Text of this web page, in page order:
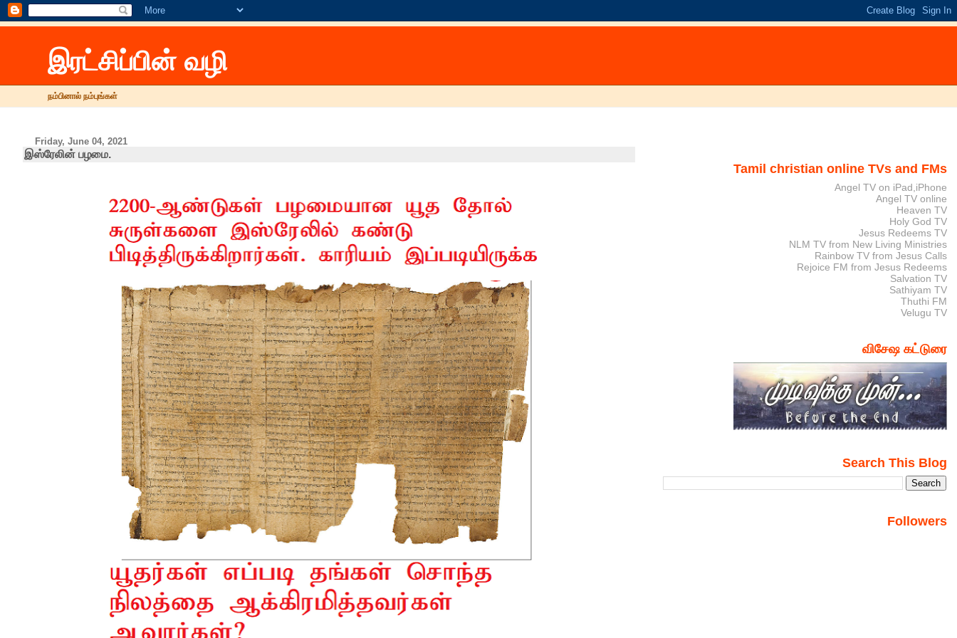
இரட்சிப்பின் வழி
நம்பினால் நம்புங்கள்
Friday, June 04, 2021
இஸ்ரேலின் பழமை.
Tamil christian online TVs and FMs
Angel TV on iPad,iPhone
Angel TV online
Heaven TV
Holy God TV
Jesus Redeems TV
NLM TV from New Living Ministries
Rainbow TV from Jesus Calls
Rejoice FM from Jesus Redeems
Salvation TV
Sathiyam TV
Thuthi FM
Velugu TV
விசேஷ கட்டுரை
Search This Blog
Followers